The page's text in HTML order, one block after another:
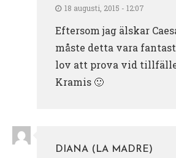
18 augusti, 2015 - 12:07
Eftersom jag älskar
måste detta vara
lov att prova vid
Kramis 🙂
DIANA (LA MADRE)